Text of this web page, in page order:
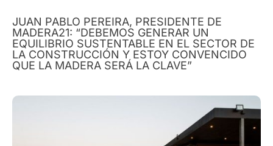
JUAN PABLO PEREIRA, PRESIDENTE DE
MADERA21: “DEBEMOS GENERAR UN
EQUILIBRIO SUSTENTABLE EN EL SECTOR DE
LA CONSTRUCCIÓN Y ESTOY CONVENCIDO
QUE LA MADERA SERÁ LA CLAVE”